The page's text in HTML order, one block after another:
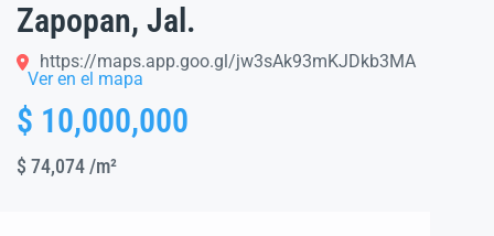
Zapopan, Jal.
https://maps.app.goo.gl/jw3sAk93mKJDkb3MA
Ver en el mapa
$ 10,000,000
$ 74,074/m²